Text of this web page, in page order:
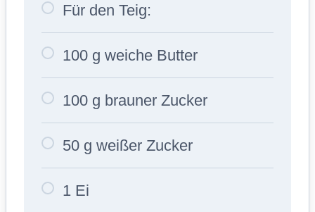
Für den Teig:
100 g weiche Butter
100 g brauner Zucker
50 g weißer Zucker
1 Ei